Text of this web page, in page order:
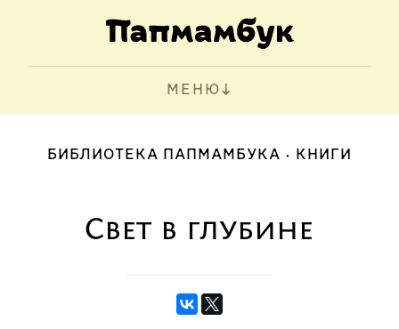
МЕНЮ
БИБЛИОТЕКА ПАПМАМБУКА КНИГИ
Свет в глубине